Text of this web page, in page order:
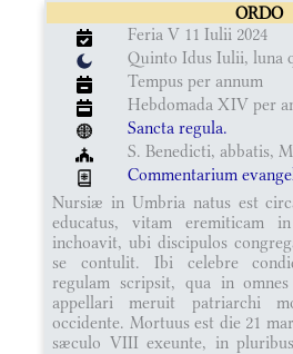
ORDO
Feria V 11 Iulii 2024
Quinto Idus Iulii, luna
Tempus per annum
Hebdomada XIV per
Sancta regula.
S. Benedicti, abbatis,
Commentarium
Nursiæ in Umbria natus est
educatus, vitam eremiticam
inchoavit, ubi discipulos
se contulit. Ibi celebre
regulam scripsit, qua in omnes
appellari meruit patriarchi
occidente. Mortuus est die 21
sæculo VIII exeunte, in